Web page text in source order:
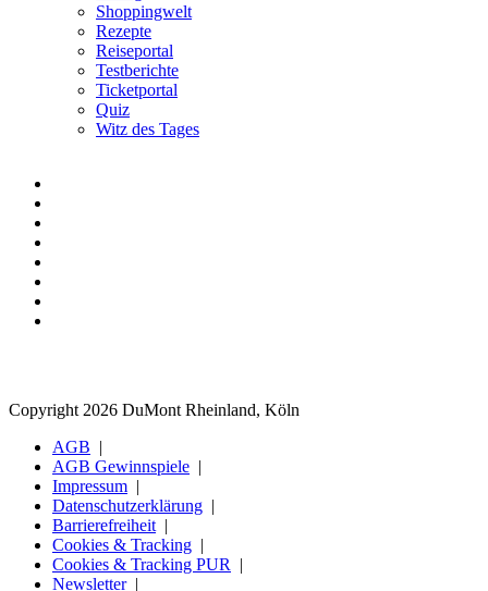
Shoppingwelt
Rezepte
Reiseportal
Testberichte
Ticketportal
Quiz
Witz des Tages
Copyright 2026 DuMont Rheinland, Köln
AGB
AGB Gewinnspiele
Impressum
Datenschutzerklärung
Barrierefreiheit
Cookies & Tracking
Cookies & Tracking PUR
Newsletter